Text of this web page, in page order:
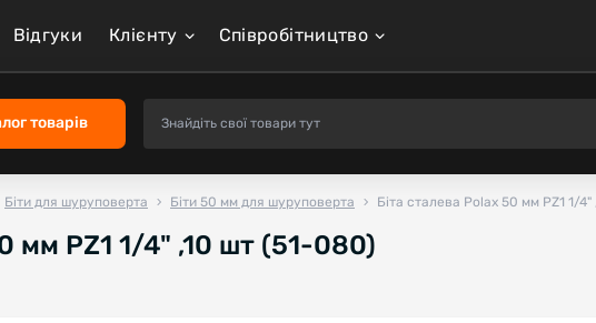
Відгуки Клієнту Співробітництво
товарів
Біти для шуруповерта Біти 50 мм для шуруповерта Біта сталева Polax 50 мм PZ1 1/
мм PZ1 1/4" ,10 шт (51-080)